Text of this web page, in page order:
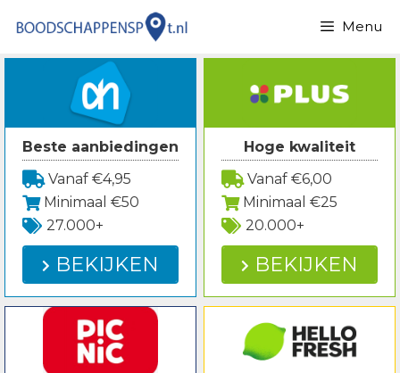
naar
Menu
Beste aanbiedingen
Vanaf €4,95
Minimaal €50
27.000+
BEKIJKEN
Hoge kwaliteit
Vanaf €6,00
Minimaal €25
20.000+
BEKIJKEN